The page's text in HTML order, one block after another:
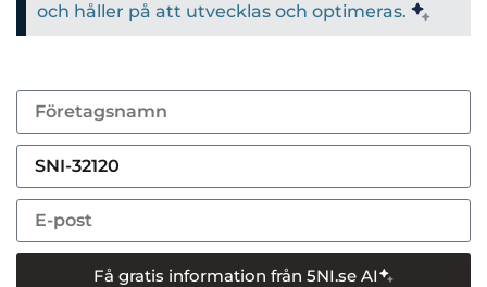
och håller på att utvecklas och optimeras.
Få gratis information från 5NI.se AI